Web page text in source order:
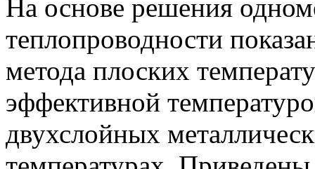
На основе решения
теплопроводности
метода плоских
эффективной
двухслойных